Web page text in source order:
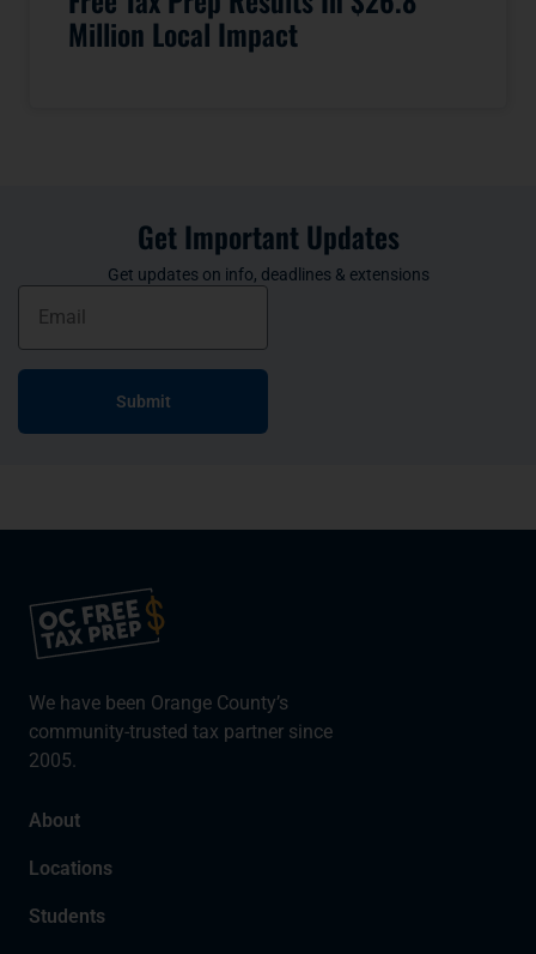
Million Local Impact
Get Important Updates
Get updates on info, deadlines & extensions
Submit
We have been Orange County’s
community-trusted tax partner since
2005.
About
Locations
Students